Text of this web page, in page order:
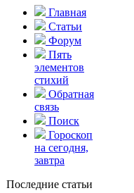
Главная
Статьи
Форум
Пять
элементов
стихий
Обратная
связь
Поиск
Гороскоп
на сегодня,
завтра
Последние статьи